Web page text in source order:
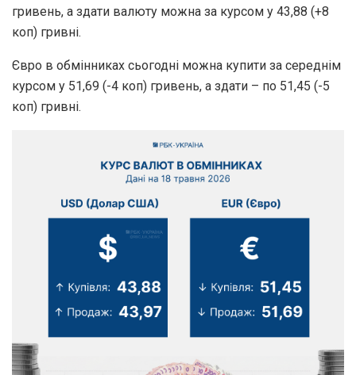
гривень, а здати валюту можна за курсом у 43,88 (+8
коп) гривні.
Євро в обмінниках сьогодні можна купити за середнім
курсом у 51,69 (-4 коп) гривень, а здати – по 51,45 (-5
коп) гривні.